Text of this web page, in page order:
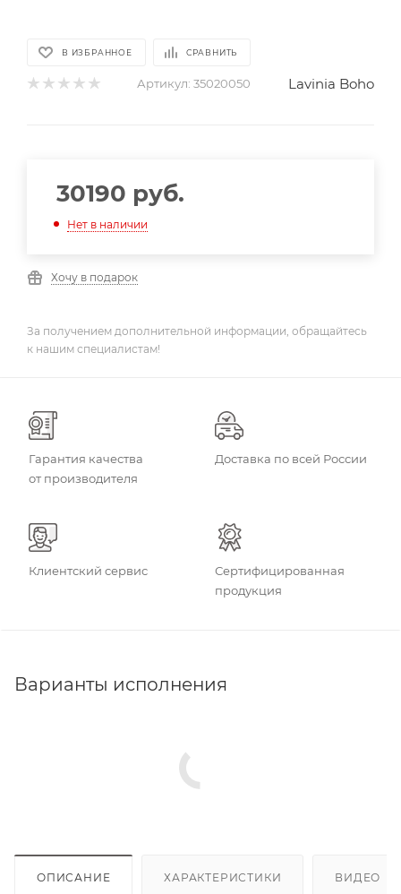
В ИЗБРАННОЕ СРАВНИТЬ
Артикул: 35020050 Lavinia Boho
30190 руб.
Нет в наличии
Хочу в подарок
За получением дополнительной информации, обращайтесь
к нашим специалистам!
Гарантия качества
от производителя
Доставка по всей России
Клиентский сервис
Сертифицированная
продукция
Варианты исполнения
ОПИСАНИЕ ХАРАКТЕРИСТИКИ ВИДЕО